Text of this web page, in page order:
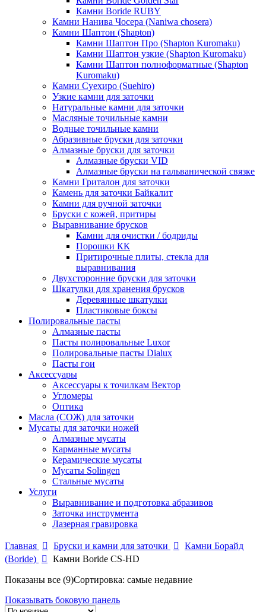
Камни Boride RUBY
Камни Нанива Чосера (Naniwa chosera)
Камни Шаптон (Shapton)
Камни Шаптон Про (Shapton Kuromaku)
Камни Шаптон узкие (Shapton Kuromaku)
Камни Шаптон полноформатные (Shapton
Kuromaku)
Камни Суехиро (Suehiro)
Узкие камни для заточки
Натуральные камни для заточки
Масляные точильные камни
Водные точильные камни
Абразивные бруски для заточки
Алмазные бруски для заточки
Алмазные бруски VID
Алмазные бруски на гальванической связке
Камни Гриталон для заточки
Камень для заточки Байкалит
Камни для ручной заточки
Бруски с кожей, притиры
Выравнивание брусков
Камни для очистки / бодриды
Порошки КК
Притирочные плиты, стекла для
выравнивания
Двухсторонние бруски для заточки
Шкатулки для хранения брусков
Деревянные шкатулки
Пластиковые боксы
Полировальные пасты
Алмазные пасты
Пасты полировальные Luxor
Полировальные пасты Dialux
Пасты гои
Аксессуары
Аксессуары к точилкам Вектор
Угломеры
Оптика
Масла (СОЖ) для заточки
Мусаты для заточки ножей
Алмазные мусаты
Карманные мусаты
Керамические мусаты
Мусаты Solingen
Стальные мусаты
Услуги
Выравнивание и подготовка абразивов
Заточка инструмента
Лазерная гравировка
Главная Бруски и камни для заточки
Камни Борайд
(Boride)
Камни Boride CS-HD
Показаны все (9)Сортировка: самые недавние
Показывать боковую панель